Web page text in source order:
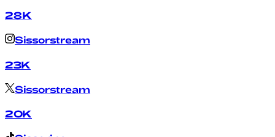
28K
Sissorstream
23K
Sissorstream
20K